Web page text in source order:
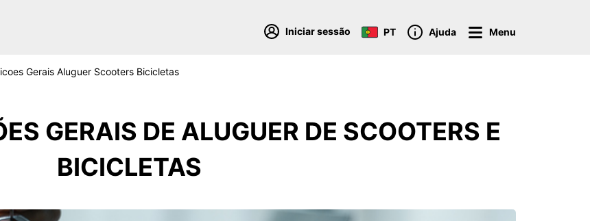
Iniciar sessão PT Ajuda Menu
Gerais Aluguer Scooters Bicicletas
GERAIS DE ALUGUER DE SCOOTERS E
BICICLETAS